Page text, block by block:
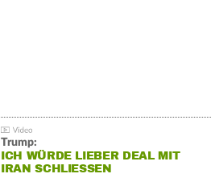
Trump:
ICH WÜRDE LIEBER DEAL MIT
IRAN SCHLIESSEN